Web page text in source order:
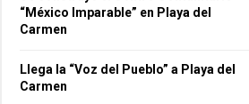
“México Imparable” en Playa del
Carmen
Llega la “Voz del Pueblo” a Playa del
Carmen